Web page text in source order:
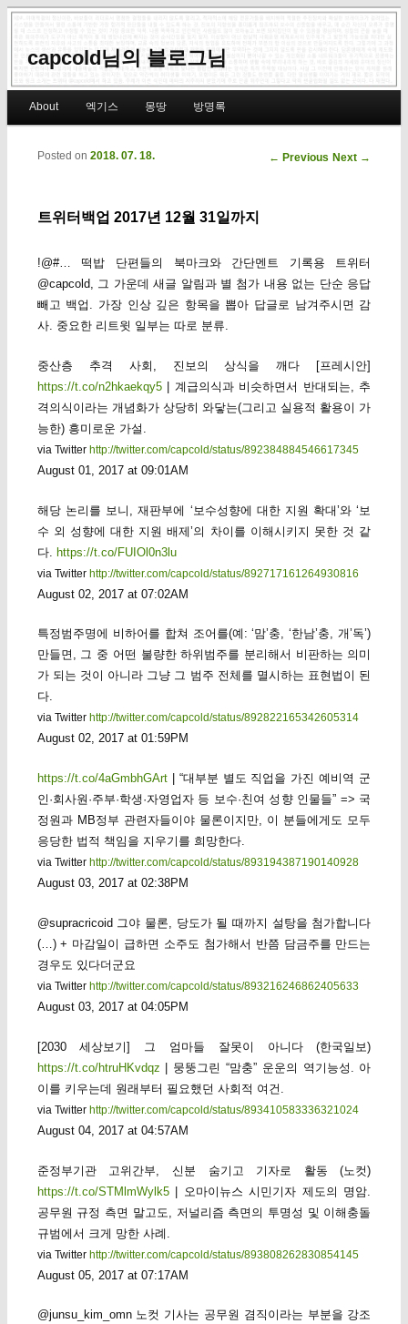
capcold님의 블로그님
Skip to primary content
Skip to secondary content
About 엑기스 몽땅 방명록
Post navigation
← Previous Next →
트위터백업 2017년 12월 31일까지
Posted on 2018. 07. 18.
!@#… 떡밥 단편들의 북마크와 간단멘트 기록용 트위터
@capcold, 그 가운데 새글 알림과 별 첨가 내용 없는 단순 응답
빼고 백업. 가장 인상 깊은 항목을 뽑아 답글로 남겨주시면 감
사. 중요한 리트윗 일부는 따로 분류.
중산층 추격 사회, 진보의 상식을 깨다 [프레시안]
https://t.co/n2hkaekqy5| 계급의식과 비슷하면서 반대되는, 추
격의식이라는 개념화가 상당히 와닿는(그리고 실용적 활용이 가
능한) 흥미로운 가설.
via Twitter http://twitter.com/capcold/status/892384884546617345
August 01, 2017 at 09:01AM
해당 논리를 보니, 재판부에 ‘보수성향에 대한 지원 확대’와 ‘보
수 외 성향에 대한 지원 배제’의 차이를 이해시키지 못한 것 같
다. https://t.co/FUIOl0n3lu
via Twitter http://twitter.com/capcold/status/892717161264930816
August 02, 2017 at 07:02AM
특정범주명에 비하어를 합쳐 조어를(예: ‘맘’충, ‘한남’충, 개’독’)
만들면, 그 중 어떤 불량한 하위범주를 분리해서 비판하는 의미
가 되는 것이 아니라 그냥 그 범주 전체를 멸시하는 표현법이 된
다.
via Twitter http://twitter.com/capcold/status/892822165342605314
August 02, 2017 at 01:59PM
https://t.co/4aGmbhGArt| “대부분 별도 직업을 가진 예비역 군
인·회사원·주부·학생·자영업자 등 보수·친여 성향 인물들” => 국
정원과 MB정부 관련자들이야 물론이지만, 이 분들에게도 모두
응당한 법적 책임을 지우기를 희망한다.
via Twitter http://twitter.com/capcold/status/893194387190140928
August 03, 2017 at 02:38PM
@supracricoid 그야 물론, 당도가 될 때까지 설탕을 첨가합니다
(…) + 마감일이 급하면 소주도 첨가해서 반쯤 담금주를 만드는
경우도 있다더군요
via Twitter http://twitter.com/capcold/status/893216246862405633
August 03, 2017 at 04:05PM
[2030 세상보기] 그 엄마들 잘못이 아니다 (한국일보)
https://t.co/htruHKvdqz | 뭉뚱그린 “맘충” 운운의 역기능성. 아
이를 키우는데 원래부터 필요했던 사회적 여건.
via Twitter http://twitter.com/capcold/status/893410583336321024
August 04, 2017 at 04:57AM
준정부기관 고위간부, 신분 숨기고 기자로 활동 (노컷)
https://t.co/STMlmWylk5| 오마이뉴스 시민기자 제도의 명암.
공무원 규정 측면 말고도, 저널리즘 측면의 투명성 및 이해충돌
규범에서 크게 망한 사례.
via Twitter http://twitter.com/capcold/status/893808262830854145
August 05, 2017 at 07:17AM
@junsu_kim_omn 노컷 기사는 공무원 겸직이라는 부분을 강조